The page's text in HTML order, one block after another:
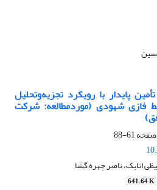
پایدار با رویکرد تجزیه‌وتحلیل
فازی شهودی (موردمطالعه: شرکت
61-88
اتابک، ناصر چهره گشا
641.64 K